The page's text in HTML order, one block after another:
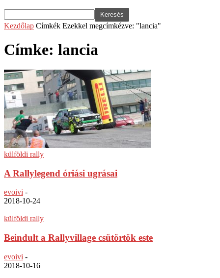
Kezdőlap Címkék Ezekkel megcímkézve: "lancia"
Címke: lancia
külföldi rally
A Rallylegend óriási ugrásai
evoivi -
2018-10-24
külföldi rally
Beindult a Rallyvillage csütörtök este
evoivi -
2018-10-16